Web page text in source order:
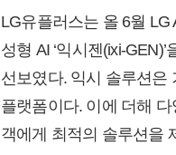
LG유플러스는 올 6월 LG
성형 AI ‘익시젠(ixi-
선보였다. 익시 솔루션은
플랫폼이다. 이에 더해
객에게 최적의 솔루션을